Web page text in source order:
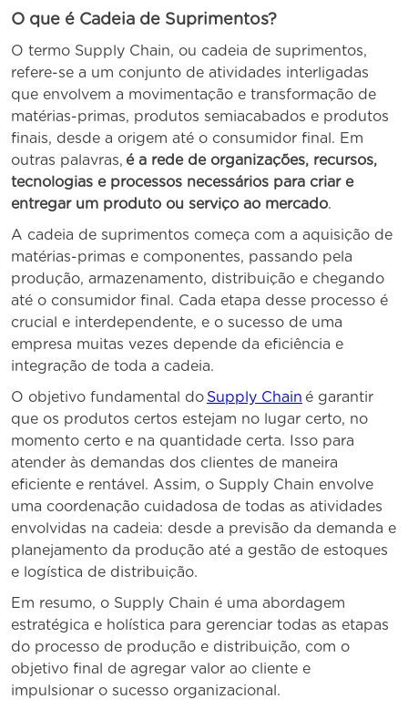
O que é Cadeia de Suprimentos?
O termo Supply Chain, ou cadeia de suprimentos,
refere-se a um conjunto de atividades interligadas
que envolvem a movimentação e transformação de
matérias-primas, produtos semiacabados e produtos
finais, desde a origem até o consumidor final. Em
outras palavras, é a rede de organizações, recursos,
tecnologias e processos necessários para criar e
entregar um produto ou serviço ao mercado.
A cadeia de suprimentos começa com a aquisição de
matérias-primas e componentes, passando pela
produção, armazenamento, distribuição e chegando
até o consumidor final. Cada etapa desse processo é
crucial e interdependente, e o sucesso de uma
empresa muitas vezes depende da eficiência e
integração de toda a cadeia.
O objetivo fundamental do Supply Chain é garantir
que os produtos certos estejam no lugar certo, no
momento certo e na quantidade certa. Isso para
atender às demandas dos clientes de maneira
eficiente e rentável. Assim, o Supply Chain envolve
uma coordenação cuidadosa de todas as atividades
envolvidas na cadeia: desde a previsão da demanda e
planejamento da produção até a gestão de estoques
e logística de distribuição.
Em resumo, o Supply Chain é uma abordagem
estratégica e holística para gerenciar todas as etapas
do processo de produção e distribuição, com o
objetivo final de agregar valor ao cliente e
impulsionar o sucesso organizacional.